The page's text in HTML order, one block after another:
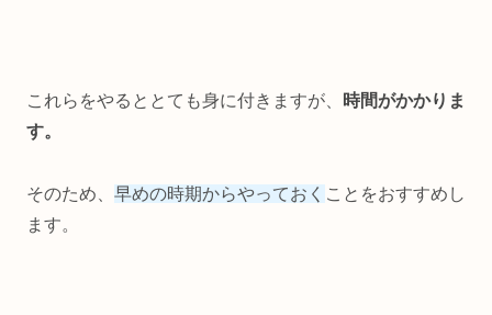
これらをやるととても身に付きますが、
時間がかかりま
す。
そのため、 早めの時期からやっておく ことをおすすめし
ます。